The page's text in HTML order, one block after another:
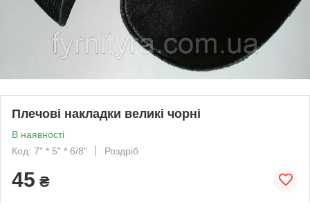
Плечові накладки великі чорні
В наявності
Код: 7" * 5" * 6/8"
Роздріб
45 ₴